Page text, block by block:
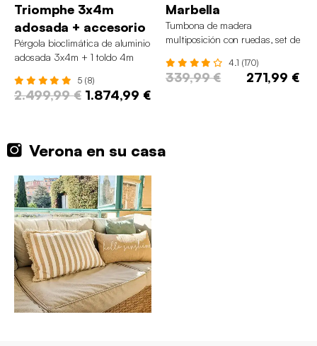
Triomphe 3x4m
adosada + accesorio
Pérgola bioclimática de aluminio
adosada 3x4m + 1 toldo 4m
5 (8)
2.499,99 € 1.874,99 €
Marbella
Tumbona de madera
multiposición con ruedas, set de
4.1 (170)
339,99 € 271,99 €
Verona en su casa